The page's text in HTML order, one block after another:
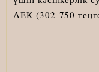
АЕК (302 750